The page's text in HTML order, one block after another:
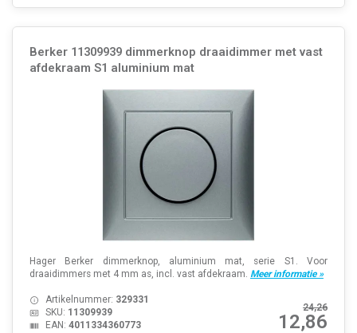
Berker 11309939 dimmerknop draaidimmer met vast
afdekraam S1 aluminium mat
Hager Berker dimmerknop, aluminium mat, serie S1. Voor
draaidimmers met 4 mm as, incl. vast afdekraam. Meer informatie »
24,26
12,86
Artikelnummer: 329331
SKU: 11309939
EAN: 4011334360773